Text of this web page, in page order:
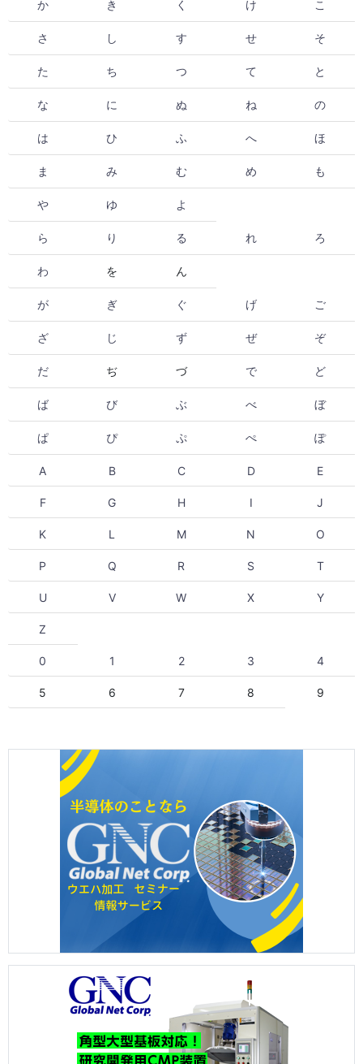
か き く け こ
さ し す せ そ
た ち つ て と
な に ぬ ね の
は ひ ふ へ ほ
ま み む め も
や ゆ よ
ら り る れ ろ
わ を ん
が ぎ ぐ げ ご
ざ じ ず ぜ ぞ
だ ぢ づ で ど
ば び ぶ べ ぼ
ぱ ぴ ぷ ぺ ぽ
A B C D E
F G H I J
K L M N O
P Q R S T
U V W X Y
Z
0 1 2 3 4
5 6 7 8 9